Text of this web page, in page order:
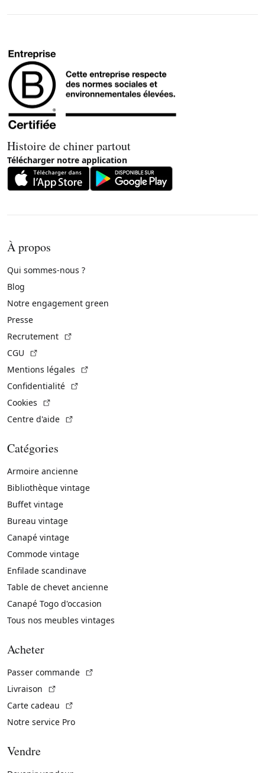
Histoire de chiner partout
Télécharger notre application
À propos
Qui sommes-nous ?
Blog
Notre engagement green
Presse
Recrutement
CGU
Mentions légales
Confidentialité
Cookies
Centre d'aide
Catégories
Armoire ancienne
Bibliothèque vintage
Buffet vintage
Bureau vintage
Canapé vintage
Commode vintage
Enfilade scandinave
Table de chevet ancienne
Canapé Togo d'occasion
Tous nos meubles vintages
Acheter
Passer commande
Livraison
Carte cadeau
Notre service Pro
Vendre